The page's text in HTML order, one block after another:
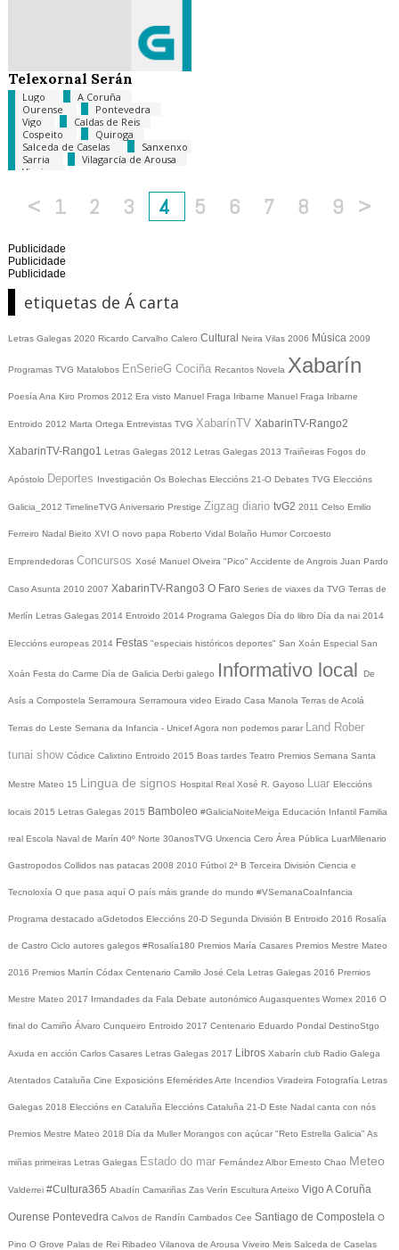
Telexornal Serán
Lugo
A Coruña
Ourense
Pontevedra
Vigo
Caldas de Reis
Cospeito
Quiroga
Salceda de Caselas
Sanxenxo
Sarria
Vilagarcía de Arousa
Viveiro
< 1 2 3 4 5 6 7 8 9 >
Publicidade
Publicidade
Publicidade
etiquetas de Á carta
Letras Galegas 2020 Ricardo Carvalho Calero Cultural Neira Vilas 2006 Música 2009
Programas TVG Matalobos EnSerieG Cociña Recantos Novela Xabarín
Poesía Ana Kiro Promos 2012 Era visto Manuel Fraga Iribarne Manuel Fraga Iribarne
Entroido 2012 Marta Ortega Entrevistas TVG XabarínTV XabarinTV-Rango2
XabarinTV-Rango1 Letras Galegas 2012 Letras Galegas 2013 Traiñeiras Fogos do
Apóstolo Deportes Investigación Os Bolechas Eleccións 21-O Debates TVG Eleccións
Galicia_2012 TimelineTVG Aniversario Prestige Zigzag diario tvG2 2011 Celso Emilio
Ferreiro Nadal Bieito XVI O novo papa Roberto Vidal Bolaño Humor Corcoesto
Emprendedoras Concursos Xosé Manuel Olveira "Pico" Accidente de Angrois Juan Pardo
Caso Asunta 2010 2007 XabarinTV-Rango3 O Faro Series de viaxes da TVG Terras de
Merlín Letras Galegas 2014 Entroido 2014 Programa Galegos Día do libro Día da nai 2014
Eleccións europeas 2014 Festas "especiais históricos deportes" San Xoán Especial San
Xoán Festa do Carme Día de Galicia Derbi galego Informativo local De
Asís a Compostela Serramoura Serramoura video Eirado Casa Manola Terras de Acolá
Terras do Leste Semana da Infancia - UnicefAgora non podemos parar Land Rober
tunai show Códice Calixtino Entroido 2015 Boas tardes Teatro Premios Semana Santa
Mestre Mateo 15 Lingua de signos Hospital Real Xosé R. Gayoso Luar Eleccións
locais 2015 Letras Galegas 2015 Bamboleo #GaliciaNoiteMeiga Educación Infantil Familia
real Escola Naval de Marín 40º Norte 30anosTVG Urxencia Cero Área Pública LuarMilenario
Gastropodos Collidos nas patacas 2008 2010 Fútbol 2ª B Terceira División Ciencia e
Tecnoloxía O que pasa aquí O país máis grande do mundo #VSemanaCoaInfancia
Programa destacado aGdetodos Eleccións 20-D Segunda División B Entroido 2016 Rosalía
de Castro Ciclo autores galegos #Rosalía180 Premios María Casares Premios Mestre Mateo
2016 Premios Martín Códax Centenario Camilo José Cela Letras Galegas 2016 Premios
Mestre Mateo 2017 Irmandades da Fala Debate autonómico Augasquentes Womex 2016 O
final do Camiño Álvaro Cunqueiro Entroido 2017 Centenario Eduardo Pondal DestinoStgo
Axuda en acción Carlos Casares Letras Galegas 2017 Libros Xabarín club Radio Galega
Atentados Cataluña Cine Exposicións EfeméridesArte Incendios Viradeira Fotografía Letras
Galegas 2018 Eleccións en Cataluña Eleccións Cataluña 21-D Este Nadal canta con nós
Premios Mestre Mateo 2018 Día da Muller Morangos con açúcar "Reto Estrella Galicia" As
miñas primeiras Letras Galegas Estado do mar Fernández Albor Ernesto Chao Meteo
Valderrei #Cultura365 Abadín Camariñas Zas Verín Escultura Arteixo Vigo A Coruña
Ourense Pontevedra Calvos de Randín Cambados Cee Santiago de Compostela O
Pino O Grove Palas de Rei Ribadeo Vilanova de Arousa Viveiro Meis Salceda de Caselas